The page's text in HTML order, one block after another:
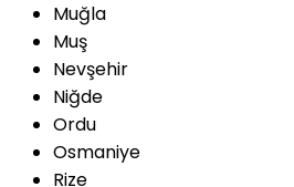
Muğla
Muş
Nevşehir
Niğde
Ordu
Osmaniye
Rize